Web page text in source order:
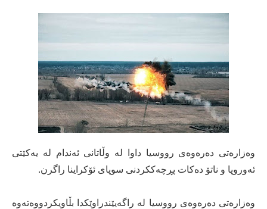
وەزارەتی دەرەوەی رووسیا داوا لە وڵاتانی ئەندام لە یەکێتی
ئەوروپا و ناتۆ دەکات پڕچەککردنی سوپای ئۆکراینا راگرن.
وەزارەتی دەرەوەی رووسیا لە راگەیێندراوێکدا بڵاویکردووەتەوە